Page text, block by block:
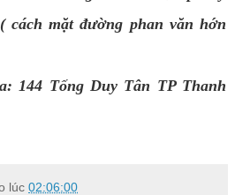
mặt đường phan văn hớn
144 Tống Duy Tân TP Thanh
lúc 02:06:00